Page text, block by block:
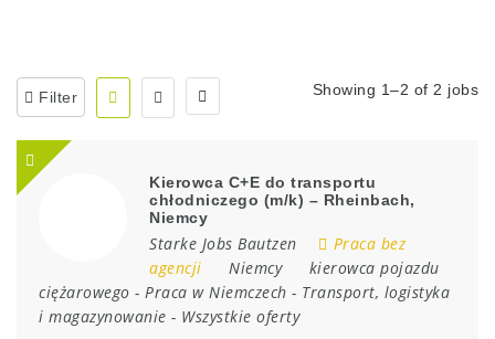
Filter Showing 1–2 of 2 jobs
Kierowca C+E do transportu
chłodniczego (m/k) – Rheinbach,
Niemcy
Starke Jobs Bautzen
Praca bez
agencji
Niemcy
kierowca pojazdu
ciężarowego - Praca w Niemczech - Transport, logistyka
i magazynowanie - Wszystkie oferty